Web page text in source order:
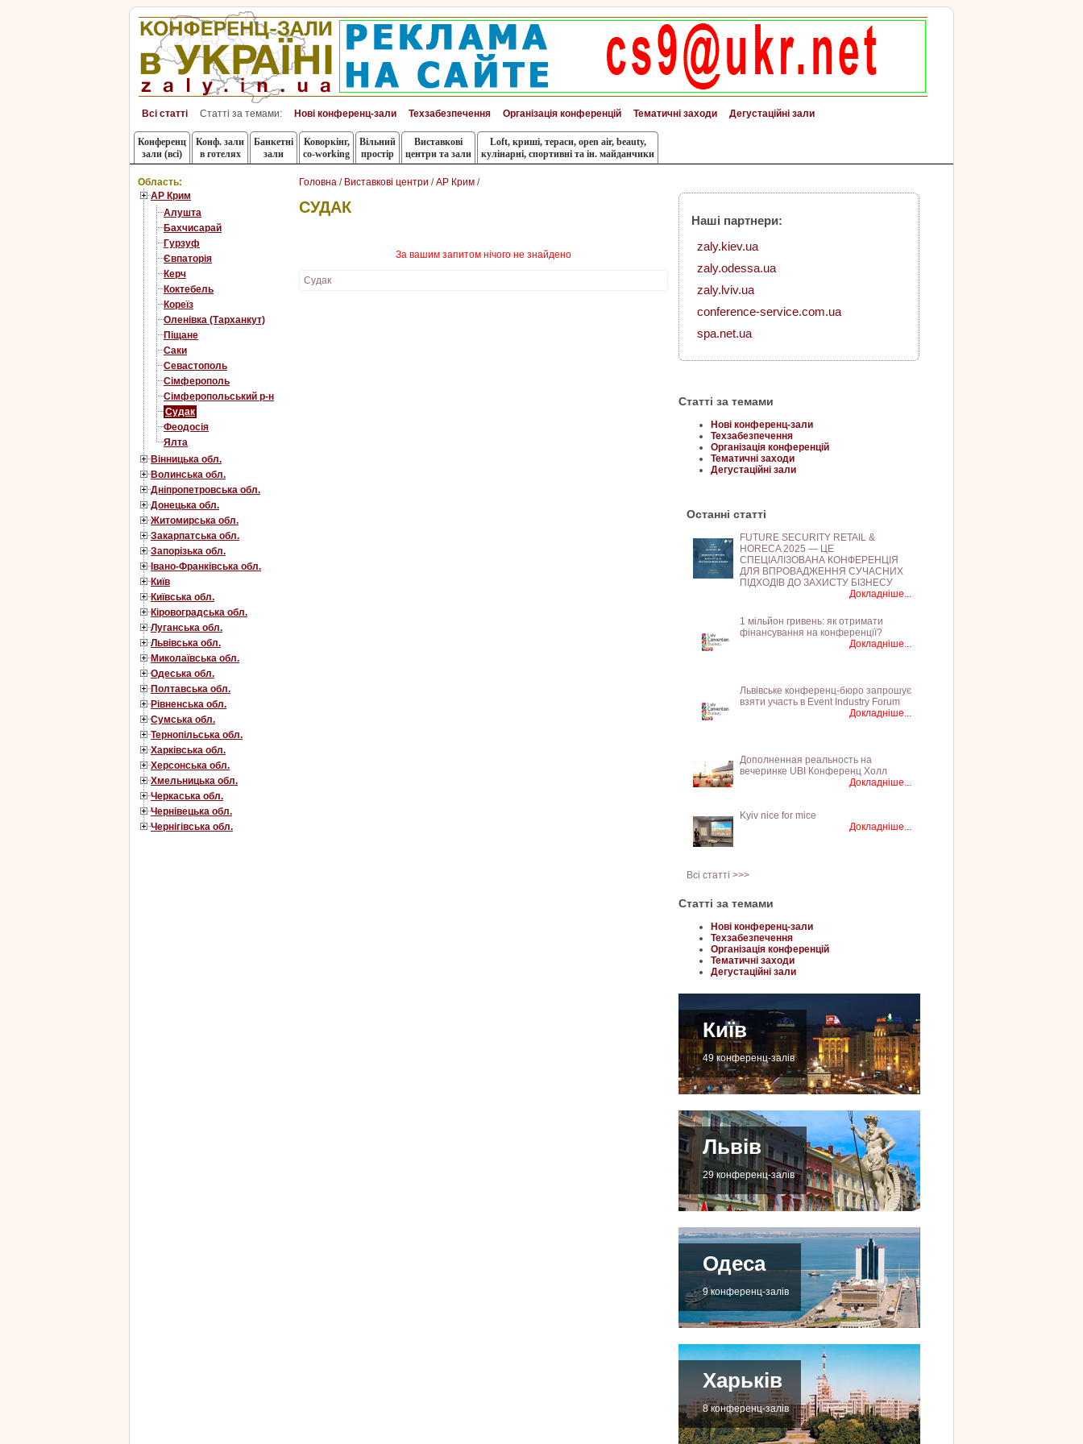
Всі статті Статті за темами: Нові конференц-зали Техзабезпечення Організація конференцій Тематичні заходи Дегустаційні зали
Конференц
зали (всі)
Конф. зали
в готелях
Банкетні
зали
Коворкінг,
co-working
Вільний
простір
Виставкові
центри та зали
Loft, криші, тераси, оpen air, beauty,
кулінарні, спортивні та ін. майданчики
Область:
АР Крим
Алушта
Бахчисарай
Гурзуф
Євпаторія
Керч
Коктебель
Кореїз
Оленівка (Тарханкут)
Піщане
Саки
Севастополь
Сімферополь
Сімферопольський р-н
Судак
Феодосія
Ялта
Вінницька обл.
Волинська обл.
Дніпропетровська обл.
Донецька обл.
Житомирська обл.
Закарпатська обл.
Запорізька обл.
Івано-Франківська обл.
Київ
Київська обл.
Кіровоградська обл.
Луганська обл.
Львівська обл.
Миколаївська обл.
Одеська обл.
Полтавська обл.
Рівненська обл.
Сумська обл.
Тернопільська обл.
Харківська обл.
Херсонська обл.
Хмельницька обл.
Черкаська обл.
Чернівецька обл.
Чернігівська обл.
Головна / Виставкові центри /АР Крим /
СУДАК
За вашим запитом нічого не знайдено
Судак
Наші партнери:
zaly.kiev.ua
zaly.odessa.ua
zaly.lviv.ua
conference-service.com.ua
spa.net.ua
Статті за темами
Нові конференц-зали
Техзабезпечення
Організація конференцій
Тематичні заходи
Дегустаційні зали
Останні статті
FUTURE SECURITY RETAIL &
HORECA 2025 — ЦЕ
СПЕЦІАЛІЗОВАНА КОНФЕРЕНЦІЯ
ДЛЯ ВПРОВАДЖЕННЯ СУЧАСНИХ
ПІДХОДІВ ДО ЗАХИСТУ БІЗНЕСУ
Докладніше...
1 мільйон гривень: як отримати
фінансування на конференції?
Докладніше...
Львівське конференц-бюро запрошує
взяти участь в Event Industry Forum
Докладніше...
Дополненная реальность на
вечеринке UBI Конференц Холл
Докладніше...
Kyiv nice for mice
Докладніше...
Всі статті >>>
Статті за темами
Нові конференц-зали
Техзабезпечення
Організація конференцій
Тематичні заходи
Дегустаційні зали
Київ
49 конференц-залів
Львів
29 конференц-залів
Одеса
9 конференц-залів
Харьків
8 конференц-залів